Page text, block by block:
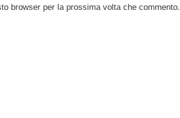
browser per la prossima volta che commento.